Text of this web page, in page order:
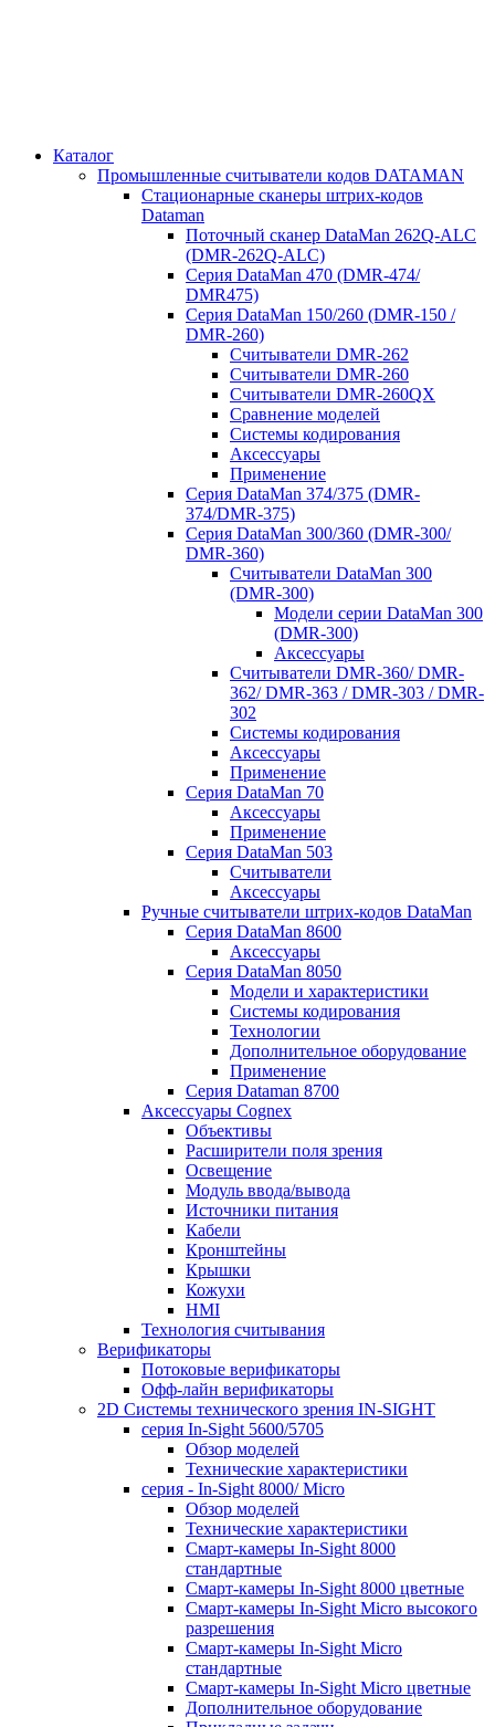
Каталог
Промышленные считыватели кодов DATAMAN
Стационарные сканеры штрих-кодов
Dataman
Поточный сканер DataMan 262Q-ALC
(DMR-262Q-ALC)
Серия DataMan 470 (DMR-474/
DMR475)
Cерия DataMan 150/260 (DMR-150 /
DMR-260)
Считыватели DMR-262
Считыватели DMR-260
Считыватели DMR-260QX
Сравнение моделей
Системы кодирования
Аксессуары
Применение
Серия DataMan 374/375 (DMR-
374/DMR-375)
Серия DataMan 300/360 (DMR-300/
DMR-360)
Считыватели DataMan 300
(DMR-300)
Модели серии DataMan 300
(DMR-300)
Аксессуары
Считыватели DMR-360/ DMR-
362/ DMR-363 / DMR-303 / DMR-
302
Системы кодирования
Аксессуары
Применение
Серия DataMan 70
Аксессуары
Применение
Серия DataMan 503
Считыватели
Аксессуары
Ручные считыватели штрих-кодов DataMan
Серия DataMan 8600
Аксессуары
Серия DataMan 8050
Модели и характеристики
Системы кодирования
Технологии
Дополнительное оборудование
Применение
Серия Dataman 8700
Аксессуары Cognex
Объективы
Расширители поля зрения
Освещение
Модуль ввода/вывода
Источники питания
Кабели
Кронштейны
Крышки
Кожухи
HMI
Технология считывания
Верификаторы
Потоковые верификаторы
Офф-лайн верификаторы
2D Системы технического зрения IN-SIGHT
серия In-Sight 5600/5705
Обзор моделей
Технические характеристики
серия - In-Sight 8000/ Micro
Обзор моделей
Технические характеристики
Смарт-камеры In-Sight 8000
стандартные
Смарт-камеры In-Sight 8000 цветные
Смарт-камеры In-Sight Micro высокого
разрешения
Cмарт-камеры In-Sight Micro
cтандартные
Cмарт-камеры In-Sight Micro цветные
Дополнительное оборудование